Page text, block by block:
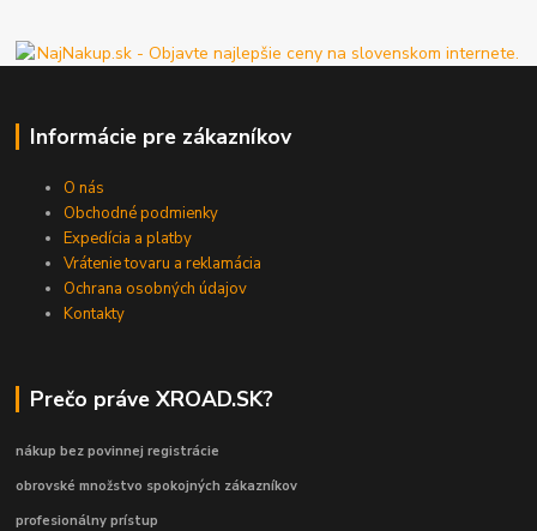
Informácie pre zákazníkov
O nás
Obchodné podmienky
Expedícia a platby
Vrátenie tovaru a reklamácia
Ochrana osobných údajov
Kontakty
Prečo práve XROAD.SK?
nákup bez povinnej registrácie
obrovské množstvo spokojných zákazníkov
profesionálny prístup